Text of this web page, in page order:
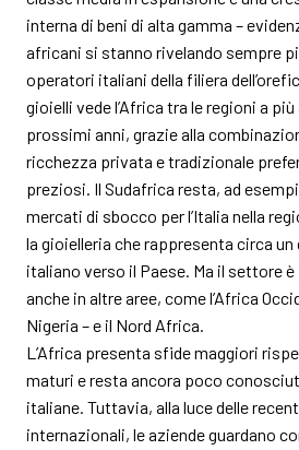
interna di beni di alta gamma –
africani si stanno rivelando sempre
operatori italiani della filiera
gioielli vede l’Africa tra le regioni a
prossimi anni, grazie alla
ricchezza privata e tradizionale
preziosi. Il Sudafrica resta, ad
mercati di sbocco per l’Italia nella
la gioielleria che rappresenta circa un
italiano verso il Paese. Ma il settore
anche in altre aree, come l’Africa
Nigeria – e il Nord Africa.
L’Africa presenta sfide maggiori
maturi e resta ancora poco
italiane. Tuttavia, alla luce delle
internazionali, le aziende guardano